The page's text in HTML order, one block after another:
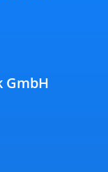
GmbH